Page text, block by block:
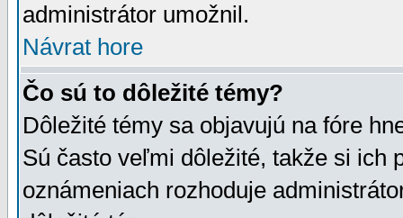
administrátor umožnil.
Návrat hore
Čo sú to dôležité témy?
Dôležité témy sa objavujú na fóre
Sú často veľmi dôležité, takže si ich
oznámeniach rozhoduje